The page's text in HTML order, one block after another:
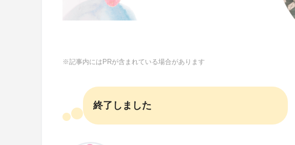
※記事内にはPRが含まれている場合があります
終了しました